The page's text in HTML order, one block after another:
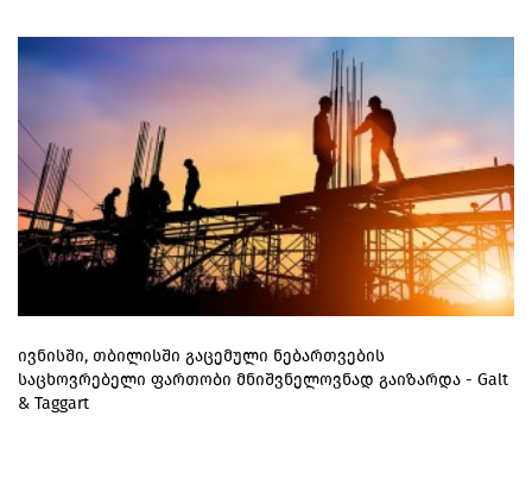
ივნისში, თბილისში გაცემული ნებართვების
საცხოვრებელი ფართობი მნიშვნელოვნად გაიზარდა - Galt
& Taggart